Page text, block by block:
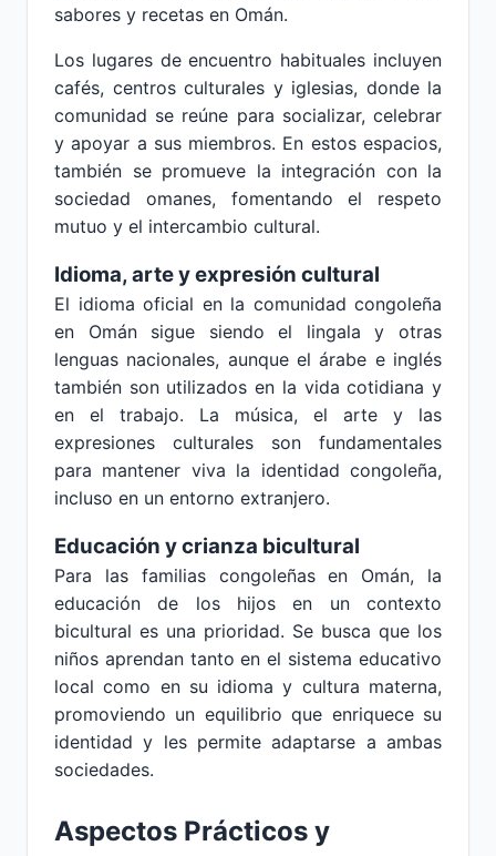
sabores y recetas en Omán.
Los lugares de encuentro habituales incluyen
cafés, centros culturales y iglesias, donde la
comunidad se reúne para socializar, celebrar
y apoyar a sus miembros. En estos espacios,
también se promueve la integración con la
sociedad omanes, fomentando el respeto
mutuo y el intercambio cultural.
Idioma, arte y expresión cultural
El idioma oficial en la comunidad congoleña
en Omán sigue siendo el lingala y otras
lenguas nacionales, aunque el árabe e inglés
también son utilizados en la vida cotidiana y
en el trabajo. La música, el arte y las
expresiones culturales son fundamentales
para mantener viva la identidad congoleña,
incluso en un entorno extranjero.
Educación y crianza bicultural
Para las familias congoleñas en Omán, la
educación de los hijos en un contexto
bicultural es una prioridad. Se busca que los
niños aprendan tanto en el sistema educativo
local como en su idioma y cultura materna,
promoviendo un equilibrio que enriquece su
identidad y les permite adaptarse a ambas
sociedades.
Aspectos Prácticos y